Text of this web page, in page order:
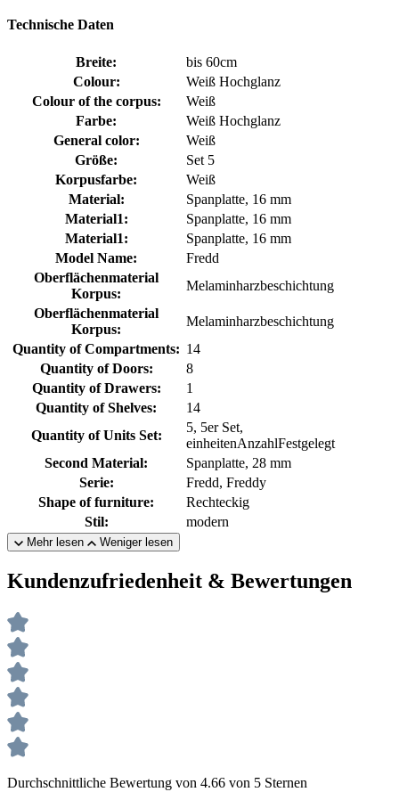
Technische Daten
Breite:
bis 60cm
Colour:
Weiß Hochglanz
Colour of the corpus:
Weiß
Farbe:
Weiß Hochglanz
General color:
Weiß
Größe:
Set 5
Korpusfarbe:
Weiß
Material:
Spanplatte, 16 mm
Material1:
Spanplatte, 16 mm
Material1:
Spanplatte, 16 mm
Model Name:
Fredd
Oberflächenmaterial
Korpus:
Melaminharzbeschichtung
Oberflächenmaterial
Korpus:
Melaminharzbeschichtung
Quantity of Compartments: 14
Quantity of Doors:
8
Quantity of Drawers:
1
Quantity of Shelves:
14
Quantity of Units Set:
5, 5er Set,
einheitenAnzahlFestgelegt
Second Material:
Spanplatte, 28 mm
Serie:
Fredd, Freddy
Shape of furniture:
Rechteckig
Stil:
modern
Mehr lesen Weniger lesen
Kundenzufriedenheit & Bewertungen
Durchschnittliche Bewertung von 4.66 von 5 Sternen